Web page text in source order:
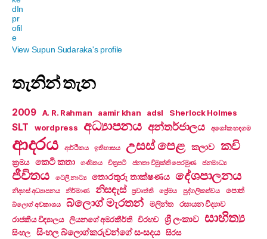
View Supun Sudaraka's profile
තැනින් තැන
2009 A. R. Rahman aamir khan adsl Sherlock Holmes
SLT wordpress අධ්‍යාපනය අන්තර්ජාලය අශෝක හඳගම
ආදරය ආර්ථිකය ඉතිහාසය උසස් පෙළ කලාව කවි
ක්‍රමය කෙටි කතා ගණිතය චිත්‍රපටි ජනතා විමුක්ති පෙරමුණ ජනමාධ්‍ය
ජීවිතය ටෙලි නාට්‍ය තොරතුරු තාක්ෂණය දේශපාලනය
නිදහස් අධ්‍යාපනය නිර්මාණ නිසඳැස් ප්‍රවෘත්ති ප්‍රේමය පුද්ගලිකත්වය පොත්
බ්ලොග් අවකාශය බ්ලොග් මැරතන් මලින්ත
රසායන විද්‍යාව
රාජකීය විද්‍යාලය
ලියනගේ අමරකීර්ති විරහව ශ්‍රී ලංකාව සාහිත්‍ය
සිංහල සිංහල බ්ලොග්කරුවන්ගේ සංසදය සිරස